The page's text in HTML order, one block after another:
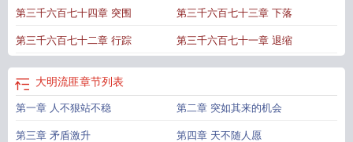
阅读大明流匪百度提取码大明流匪TXT百度大明流匪女主角是谁大明流匪顶
全本大明流匪 笔趣阁大明流匪 脚踝骨折大明流匪txt全集大明流匪女主角
明流匪百度百科大明流匪无错大明流匪无弹窗 全本大明流匪大结局是什么大
明流匪笔趣阁完整版大明流匪新书本网
明流匪有声大明流匪正版免费阅读大明流匪女主是谁大明流匪t大明流匪全文
免费阅读5200大明流匪无错免费阅读 大明流匪刘恒的结局大明流匪最新章
节 大明流匪最新章节列表-无弹窗-笔趣阁手机版 大明流匪全本TXT
第三千六百七十四章 突围 第三千六百七十三章 下落
第三千六百七十二章 行踪 第三千六百七十一章 退缩
大明流匪章节列表
第一章 人不狠站不稳 第二章 突如其来的机会
第三章 矛盾激升 第四章 天不随人愿